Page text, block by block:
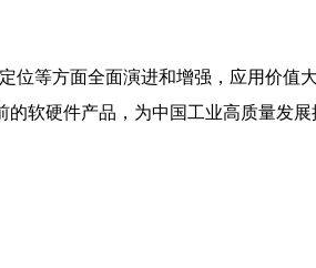
等方面全面演进和增强，应用价
软硬件产品，为中国工业高质量发展